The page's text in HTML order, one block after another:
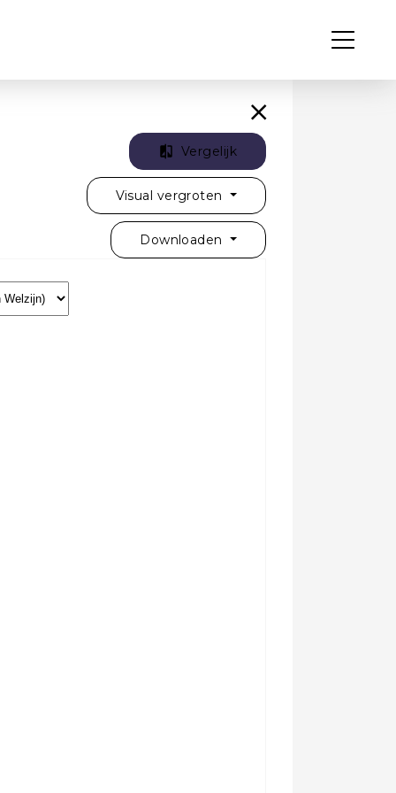
Vergelijk
Visual vergroten
Downloaden